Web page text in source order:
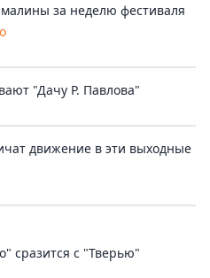
за неделю фестиваля
"Дачу Р. Павлова"
движение в эти выходные
сразится с "Тверью"